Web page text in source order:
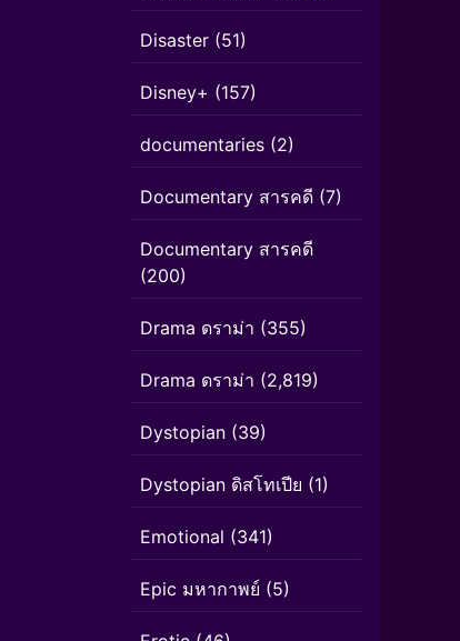
Disaster (51)
Disney+ (157)
documentaries (2)
Documentary สารคดี (7)
Documentary สารคดี
(200)
Drama ดราม่า (355)
Drama ดราม่า (2,819)
Dystopian (39)
Dystopian ดิสโทเปีย (1)
Emotional (341)
Epic มหากาพย์ (5)